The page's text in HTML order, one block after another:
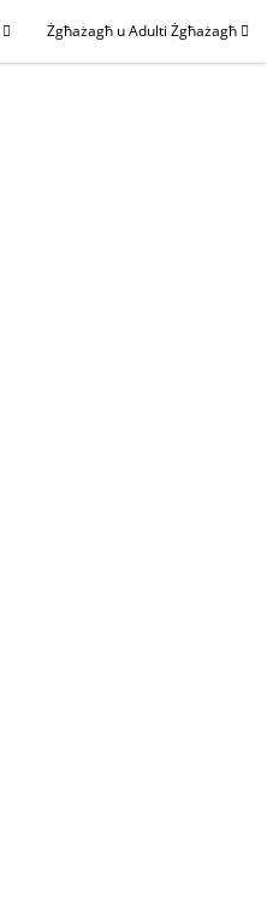
Żgħażagħ u Adulti Żgħażagħ